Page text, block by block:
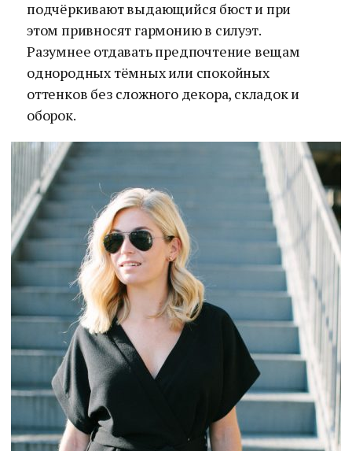
подчёркивают выдающийся бюст и при
этом привносят гармонию в силуэт.
Разумнее отдавать предпочтение вещам
однородных тёмных или спокойных
оттенков без сложного декора, складок и
оборок.